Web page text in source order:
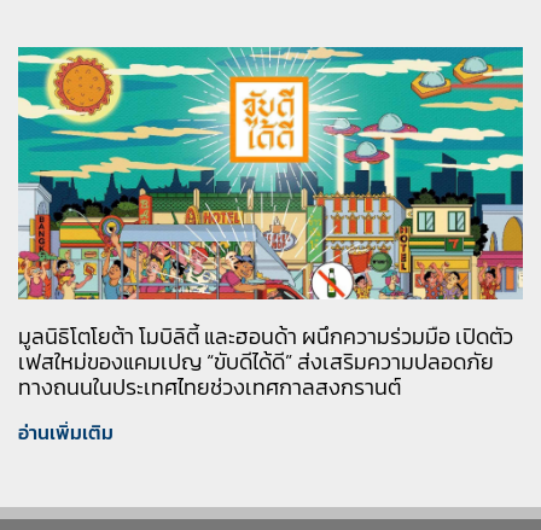
มูลนิธิโตโยต้า โมบิลิตี้ และฮอนด้า ผนึกความร่วมมือ เปิดตัว
เฟสใหม่ของแคมเปญ “ขับดีได้ดี” ส่งเสริมความปลอดภัย
ทางถนนในประเทศไทยช่วงเทศกาลสงกรานต์
อ่านเพิ่มเติม